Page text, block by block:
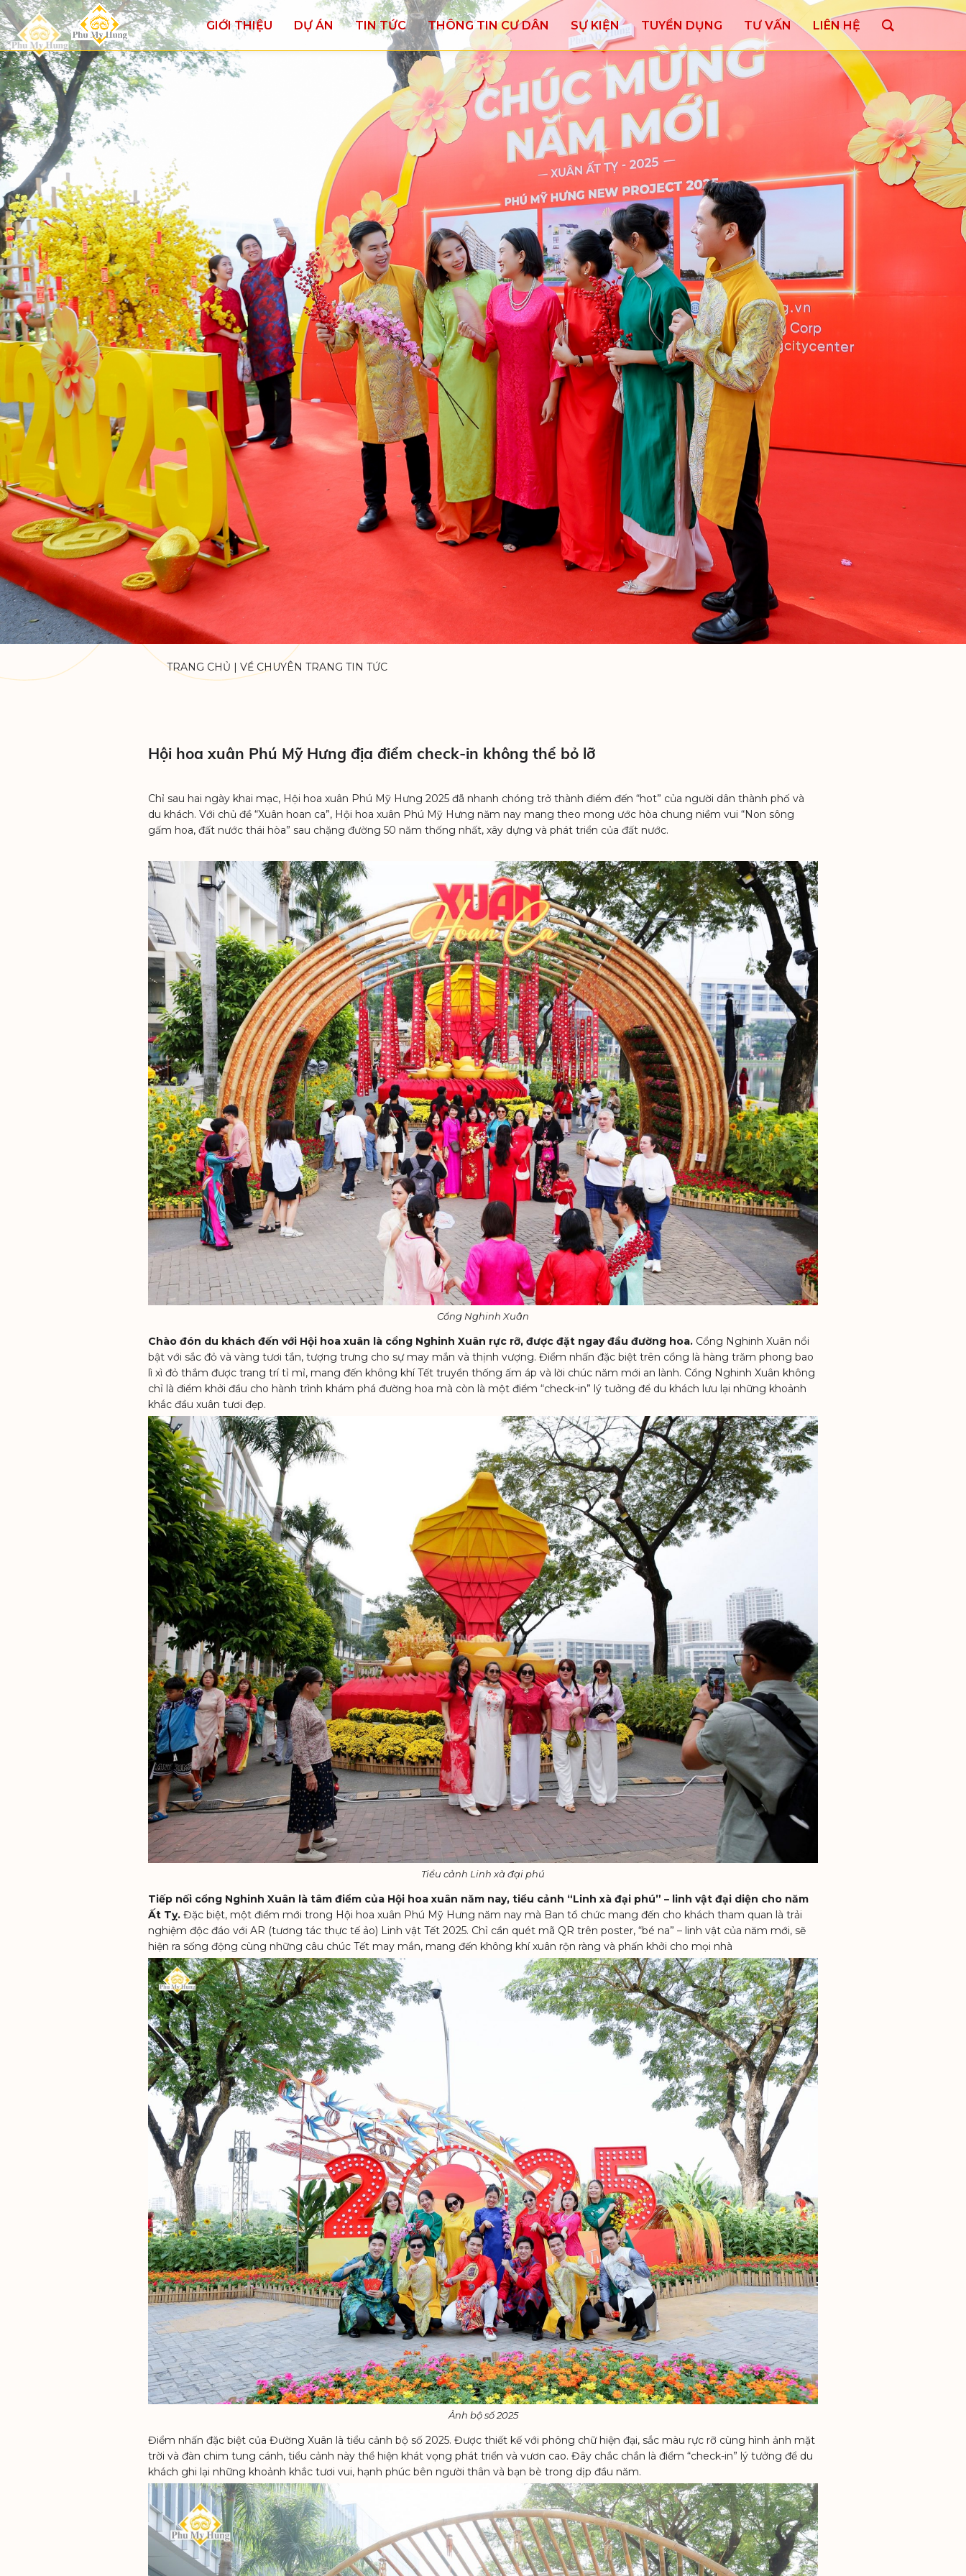
GIỚI THIỆU DỰ ÁN TIN TỨC THÔNG TIN CƯ DÂN SỰ KIỆN TUYỂN DỤNG TƯ VẤN LIÊN HỆ
PHÚ MỸ HƯNG HARMONIE
TRANG CHỦ | VỀ CHUYÊN TRANG TIN TỨC
Hội hoa xuân Phú Mỹ Hưng địa điểm check-in không thể bỏ lỡ
Chỉ sau hai ngày khai mạc, Hội hoa xuân Phú Mỹ Hưng 2025 đã nhanh chóng trở thành điểm đến “hot” của người dân thành phố và
du khách. Với chủ đề “Xuân hoan ca”, Hội hoa xuân Phú Mỹ Hưng năm nay mang theo mong ước hòa chung niềm vui “Non sông
gấm hoa, đất nước thái hòa” sau chặng đường 50 năm thống nhất, xây dựng và phát triển của đất nước.
Cổng Nghinh Xuân
Chào đón du khách đến với Hội hoa xuân là cổng Nghinh Xuân rực rỡ, được đặt ngay đầu đường hoa.Cổng Nghinh Xuân nổi
bật với sắc đỏ và vàng tươi tắn, tượng trưng cho sự may mắn và thịnh vượng. Điểm nhấn đặc biệt trên cổng là hàng trăm phong bao
lì xì đỏ thắm được trang trí tỉ mỉ, mang đến không khí Tết truyền thống ấm áp và lời chúc năm mới an lành. Cổng Nghinh Xuân không
chỉ là điểm khởi đầu cho hành trình khám phá đường hoa mà còn là một điểm “check-in” lý tưởng để du khách lưu lại những khoảnh
khắc đầu xuân tươi đẹp.
Tiểu cảnh Linh xà đại phú
Tiếp nối cổng Nghinh Xuân là tâm điểm của Hội hoa xuân năm nay, tiểu cảnh “Linh xà đại phú” – linh vật đại diện cho năm
Ất Tỵ.Đặc biệt, một điểm mới trong Hội hoa xuân Phú Mỹ Hưng năm nay mà Ban tổ chức mang đến cho khách tham quan là trải
nghiệm độc đáo với AR (tương tác thực tế ảo) Linh vật Tết 2025. Chỉ cần quét mã QR trên poster, “bé na” – linh vật của năm mới, sẽ
hiện ra sống động cùng những câu chúc Tết may mắn, mang đến không khí xuân rộn ràng và phấn khởi cho mọi nhà
Ảnh bộ số 2025
Điểm nhấn đặc biệt của Đường Xuân là tiểu cảnh bộ số 2025. Được thiết kế với phông chữ hiện đại, sắc màu rực rỡ cùng hình ảnh mặt
trời và đàn chim tung cánh, tiểu cảnh này thể hiện khát vọng phát triển và vươn cao. Đây chắc chắn là điểm “check-in” lý tưởng để du
khách ghi lại những khoảnh khắc tươi vui, hạnh phúc bên người thân và bạn bè trong dịp đầu năm.